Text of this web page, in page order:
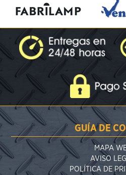
GUÍA DE
MAPA
AVISO
POLÍTICA DE